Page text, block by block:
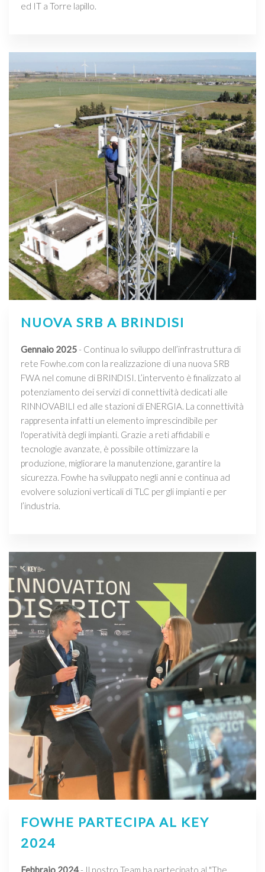
ed IT a Torre lapillo.
NUOVA SRB A BRINDISI
Gennaio 2025- Continua lo sviluppo dell’infrastruttura di
rete Fowhe.com con la realizzazione di una nuova SRB
FWA nel comune di BRINDISI. L’intervento è finalizzato al
potenziamento dei servizi di connettività dedicati alle
RINNOVABILI ed alle stazioni di ENERGIA. La connettività
rappresenta infatti un elemento imprescindibile per
l'operatività degli impianti. Grazie a reti affidabili e
tecnologie avanzate, è possibile ottimizzare la
produzione, migliorare la manutenzione, garantire la
sicurezza. Fowhe ha sviluppato negli anni e continua ad
evolvere soluzioni verticali di TLC per gli impianti e per
l’industria.
FOWHE PARTECIPA AL KEY
2024
Febbraio 2024- Il nostro Team ha partecipato al "The